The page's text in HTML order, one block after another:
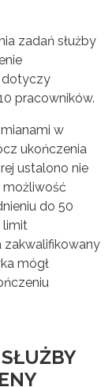
zadań służby
dotyczy
pracowników.
w
ukończenia
ustalono nie
możliwość
do 50
limit
zakwalifikowany
mógł